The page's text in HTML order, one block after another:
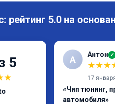
рейтинг 5.0 на
5
★
А Антон ✓
★★★
17
«Чип тюнинг,
автомобиля»